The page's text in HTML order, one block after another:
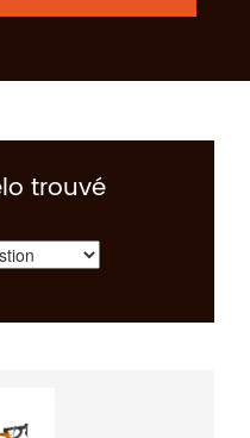
trouvé